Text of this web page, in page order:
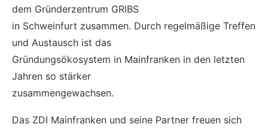
dem Gründerzentrum GRIBS
in Schweinfurt zusammen. Durch regelmäßige Treffen
und Austausch ist das
Gründungsökosystem in Mainfranken in den letzten
Jahren so stärker
zusammengewachsen.
Das ZDI Mainfranken und seine Partner freuen sich